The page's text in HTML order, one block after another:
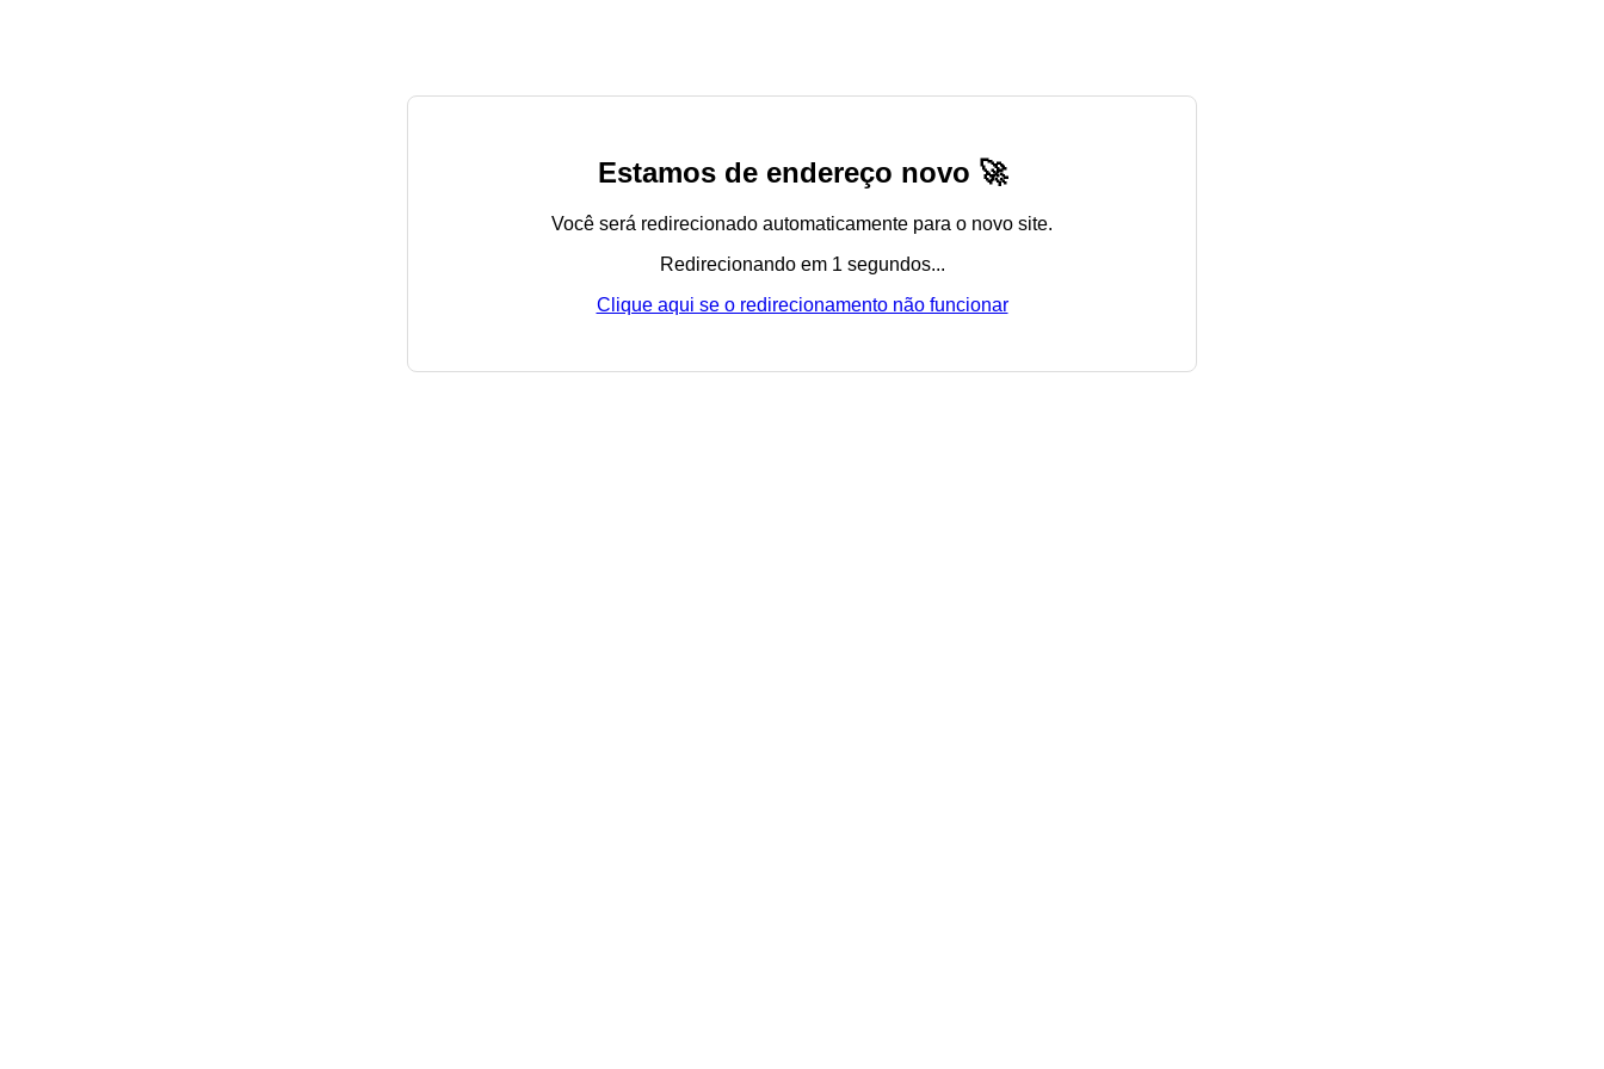
Estamos de endereço novo 🚀
Você será redirecionado automaticamente para o novo site.
Redirecionando em 1 segundos...
Clique aqui se o redirecionamento não funcionar